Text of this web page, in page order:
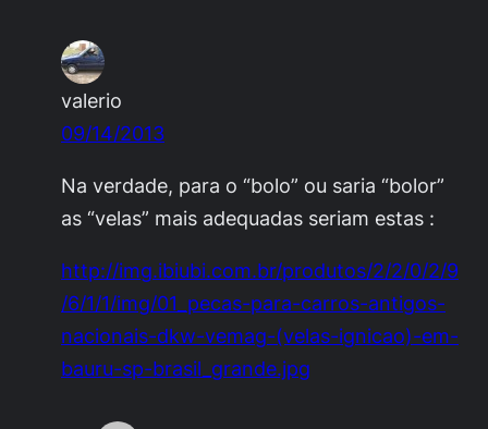
valerio
09/14/2013
Na verdade, para o “bolo” ou saria “bolor”
as “velas” mais adequadas seriam estas :
http://img.ibiubi.com.br/produtos/2/2/0/2/9
/6/1/1/img/01_pecas-para-carros-antigos-
nacionais-dkw-vemag-(velas-ignicao)-em-
bauru-sp-brasil_grande.jpg